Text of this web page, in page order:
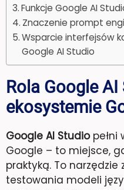
Funkcje Google AI
Znaczenie prompt
Wsparcie interfejsów
Google AI Studio
Rola Google
ekosystemie
Google AI Studiopełni
Google – to miejsce,
praktyką. To
testowania modeli